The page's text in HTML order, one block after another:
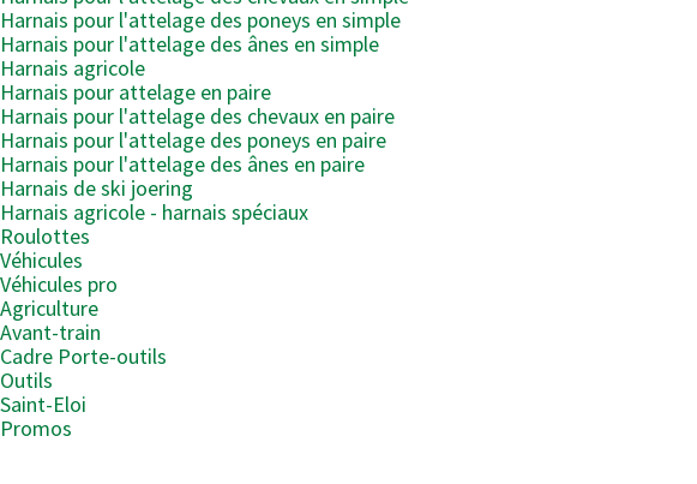
Harnais pour l'attelage des poneys en simple
Harnais pour l'attelage des ânes en simple
Harnais agricole
Harnais pour attelage en paire
Harnais pour l'attelage des chevaux en paire
Harnais pour l'attelage des poneys en paire
Harnais pour l'attelage des ânes en paire
Harnais de ski joering
Harnais agricole - harnais spéciaux
Roulottes
Véhicules
Véhicules pro
Agriculture
Avant-train
Cadre Porte-outils
Outils
Saint-Eloi
Promos